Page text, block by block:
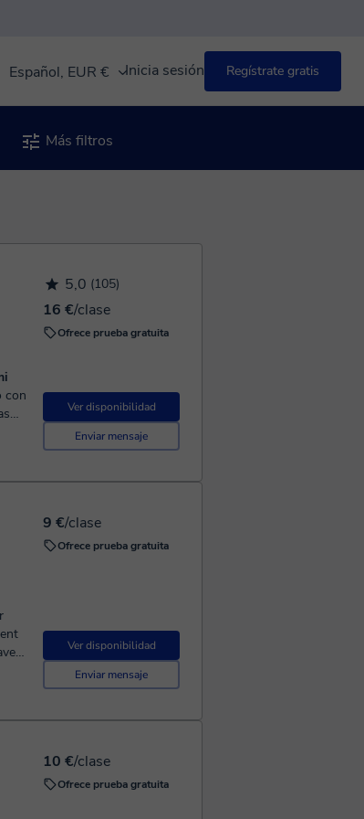
Español, EUR € Inicia sesión Regístrate gratis
Más filtros
5,0 (105)
16 €/clase
Ofrece prueba gratuita
Ver disponibilidad
Enviar mensaje
en
9 €/clase
Ofrece prueba gratuita
Ver disponibilidad
Enviar mensaje
10 €/clase
Ofrece prueba gratuita